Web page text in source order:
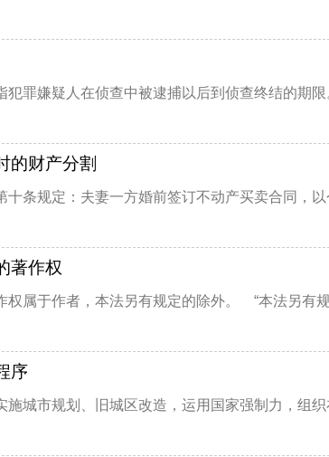
犯罪嫌疑人在侦查中被逮捕以后到侦查终结的期
的财产分割
十条规定：夫妻一方婚前签订不动产买卖合同，
著作权
权属于作者，本法另有规定的除外。 “本法另有
序
施城市规划、旧城区改造，运用国家强制力，组